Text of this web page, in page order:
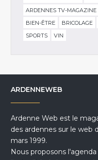
ARDENNES TV-MAGAZINE
BIEN-ÊTRE
BRICOLAGE
SPORTS
VIN
ARDENNEWEB
Ardenne Web est le
des ardennes sur le web
mars 1999.
Nous proposons